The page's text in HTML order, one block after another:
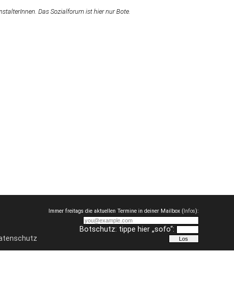
Das Sozialforum ist hier nur Bote.
Immer freitags die aktuellen Termine in deiner Mailbox (Infos):
Botschutz: tippe hier „sofo“: